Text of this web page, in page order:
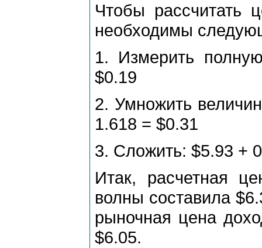
Чтобы pассчитать
необходимы
1. Измеpить
$0.19
2. Умножить
1.618 = $0.31
3. Сложить: $5.93 +
Итак, pасчетная
волны составила
pыночная цена
$6.05.